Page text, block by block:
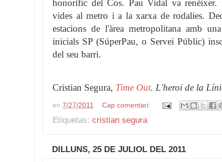
honorífic del Cos. Pau Vidal va renéixer.
vides al metro i a la xarxa de rodalies.
estacions de l'àrea metropolitana amb
inicials SP (SúperPau, o Servei Públic)
del seu barri.
Cristian Segura, Time Out. L'heroi de la
en 7/27/2011 Cap comentari:
Etiquetas: cristian segura
DILLUNS, 25 DE JULIOL DEL 2011